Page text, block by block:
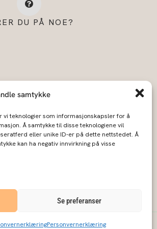
samtykke
teknologier som informasjonskapsler for å
Å samtykke til disse teknologiene vil
eller unike ID-er på dette nettstedet. Å
kan ha negativ innvirkning på visse
Se preferanser
Personvernerklæring
DU PÅ NOE?